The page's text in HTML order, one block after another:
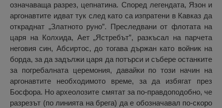
означаваща разрез, цепнатина. Според легендата, Язон и
аргонавтите идват тук след като са изпратени в Кавказ да
откраднат „Златното руно”. Преследвани от флотата на
царя на Колхида, Ает „Ястребът”, разкъсал на парчета
неговия син, Абсиртос, до тогава държан като войник на
борда, за да задължи царя да потърси и събере останките
за погребалната церемония, давайки по този начин на
аргонавтите необходимото време, за да избягат през
Босфора. Но археолозите смятат за по-правдоподобно, че
разрезът (по линията на брега) да е обозначавал по-скоро